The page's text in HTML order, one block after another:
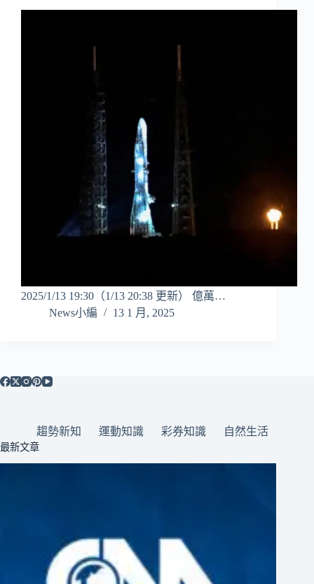
2025/1/13 19:30（1/13 20:38 更新） 億萬…
News小編
13 1 月, 2025
趨勢新知 運動知識 彩券知識 自然生活
最新文章